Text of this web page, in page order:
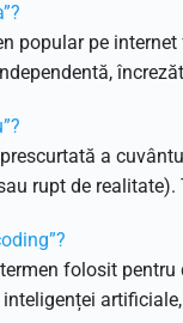
popular pe
a
rupt de realitate).
folosit pentru